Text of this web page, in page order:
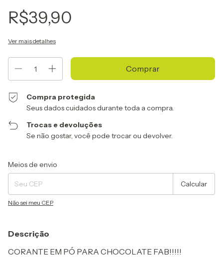
R$39,90
Ver mais detalhes
Compra protegida
Seus dados cuidados durante toda a compra.
Trocas e devoluções
Se não gostar, você pode trocar ou devolver.
Entregas para o CEP:
Meios de envio
Calcular
Não sei meu CEP
Descrição
CORANTE EM PÓ PARA CHOCOLATE FAB!!!!!